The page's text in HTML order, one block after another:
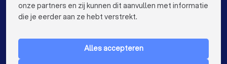
Architecten in Haarlem
Architecten in Arnhem
Architecten in Apeldoorn
Architecten in Den Bosch
VOOR PARTICULIEREN keyboard_arrow_down
onze partners en zij kunnen dit aanvullen met informatie
die je eerder aan ze hebt verstrekt.
Alles accepteren